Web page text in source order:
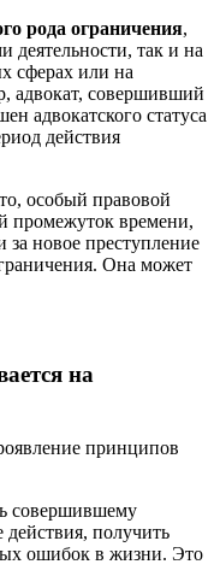
рода ограничения,
деятельности, так и на
сферах или на
адвокат, совершивший
адвокатского статуса
действия
особый правовой
промежуток времени,
новое преступление
Она может
на
принципов
совершившему
действия, получить
ошибок в жизни. Это